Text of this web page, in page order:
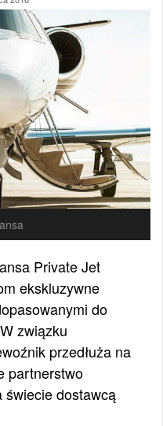
Private Jet
ekskluzywne
do
związku
przedłuża na
partnerstwo
świecie dostawcą